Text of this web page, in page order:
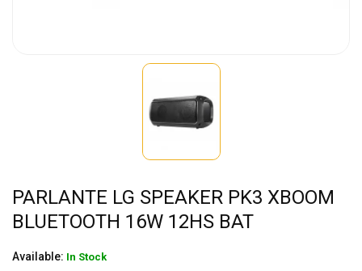
PARLANTE LG SPEAKER PK3 XBOOM
BLUETOOTH 16W 12HS BAT
Available: In Stock